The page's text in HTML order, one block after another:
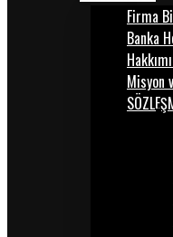
Firma
Banka
Misyon